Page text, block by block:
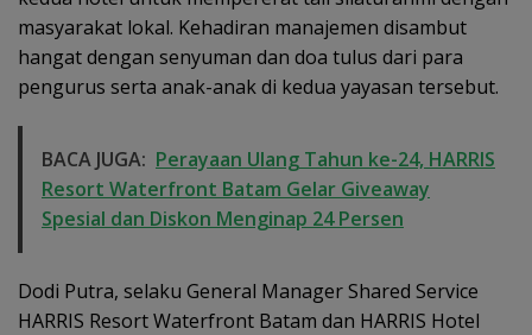
masyarakat lokal. Kehadiran manajemen disambut
hangat dengan senyuman dan doa tulus dari para
pengurus serta anak-anak di kedua yayasan tersebut.
BACA JUGA: Perayaan Ulang Tahun ke-24, HARRIS
Resort Waterfront Batam Gelar Giveaway
Spesial dan Diskon Menginap 24 Persen
Dodi Putra, selaku General Manager Shared Service
HARRIS Resort Waterfront Batam dan HARRIS Hotel